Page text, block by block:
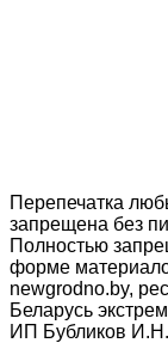
Перепечатка
запрещена без
Полностью
форме
newgrodno.by,
Беларусь
ИП Бубликов